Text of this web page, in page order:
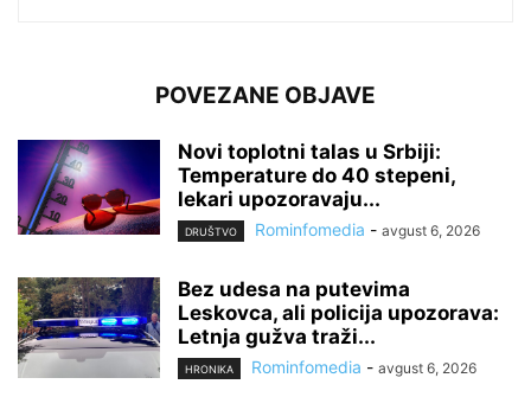
POVEZANE OBJAVE
Novi toplotni talas u Srbiji:
Temperature do 40 stepeni,
lekari upozoravaju...
DRUŠTVO Rominfomedia - avgust 6, 2026
Bez udesa na putevima
Leskovca, ali policija upozorava:
Letnja gužva traži...
HRONIKA Rominfomedia - avgust 6, 2026